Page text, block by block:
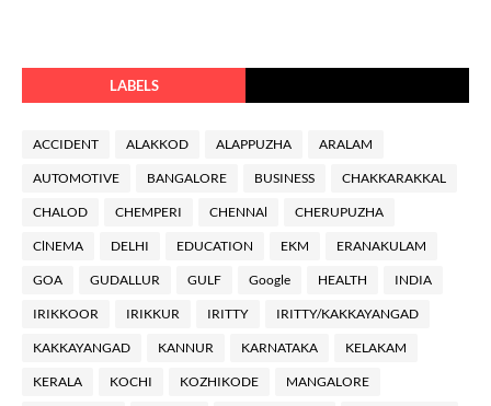
LABELS
ACCIDENT ALAKKOD ALAPPUZHA ARALAM
AUTOMOTIVE BANGALORE BUSINESS CHAKKARAKKAL
CHALOD CHEMPERI CHENNAl CHERUPUZHA
ClNEMA DELHI EDUCATION EKM ERANAKULAM
GOA GUDALLUR GULF Google HEALTH INDIA
IRIKKOOR IRIKKUR IRITTY IRITTY/KAKKAYANGAD
KAKKAYANGAD KANNUR KARNATAKA KELAKAM
KERALA KOCHI KOZHIKODE MANGALORE